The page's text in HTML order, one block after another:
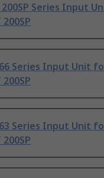
200SP Series Input
Series Input Unit
Series Input Unit